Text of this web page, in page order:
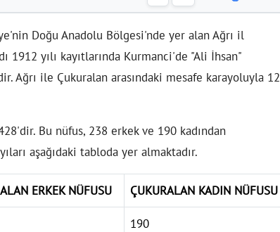
Doğu Anadolu Bölgesi'nde yer alan Ağrı il
1912 yılı kayıtlarında Kurmanci'de "Ali İhsan"
Ağrı ile Çukuralan arasındaki mesafe karayoluyla 12
Bu nüfus, 238 erkek ve 190 kadından
aşağıdaki tabloda yer almaktadır.
ERKEK NÜFUSU ÇUKURALAN KADIN NÜFUSU
190